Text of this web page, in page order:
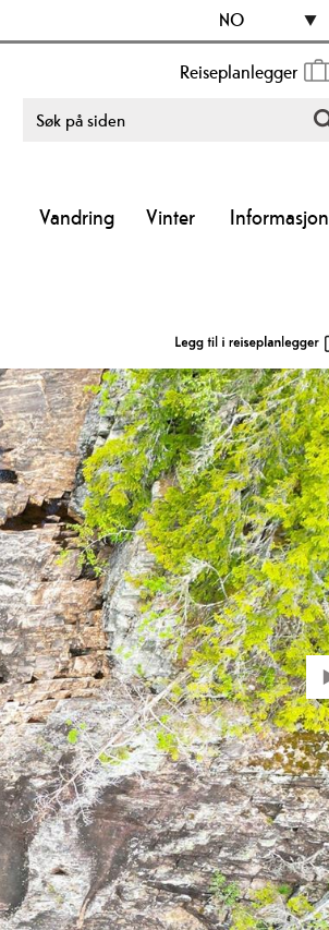
NO
Reiseplanlegger
Vandring Vinter Informasjon